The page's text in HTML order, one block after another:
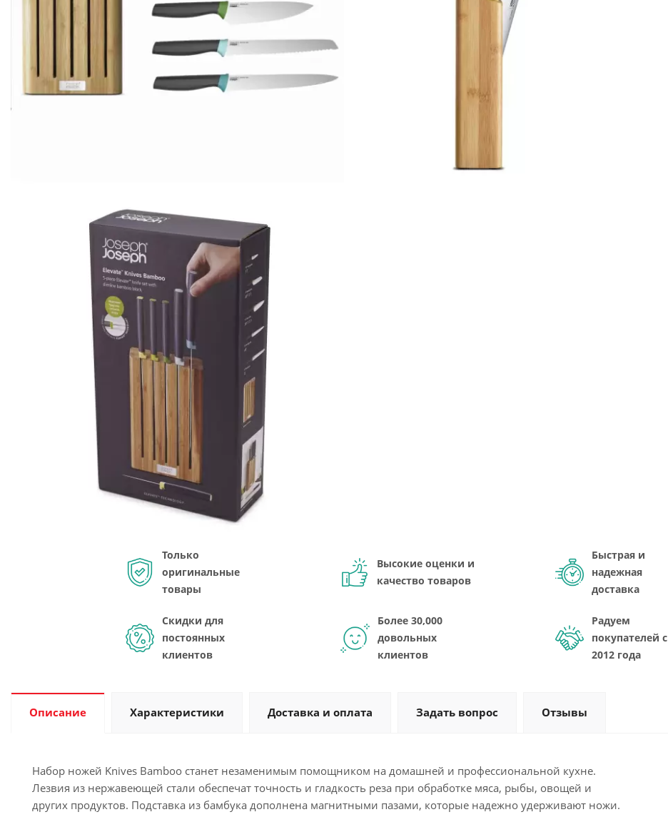
Только
оригинальные
товары
Высокие оценки и
качество товаров
Быстрая и
надежная
доставка
Скидки для
постоянных
клиентов
Более 30,000
довольных
клиентов
Радуем
покупателей с
2012 года
Описание Характеристики Доставка и оплата Задать вопрос Отзывы
Набор ножей Knives Bamboo станет незаменимым помощником на домашней и профессиональной кухне.
Лезвия из нержавеющей стали обеспечат точность и гладкость реза при обработке мяса, рыбы, овощей и
других продуктов. Подставка из бамбука дополнена магнитными пазами, которые надежно удерживают ножи.